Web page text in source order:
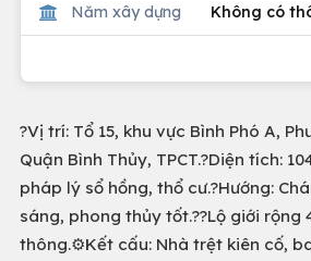
Năm xây dựng Không có
?Vị trí: Tổ 15, khu vực Bình Phó A,
Quận Bình Thủy, TPCT.?Diện tích:
pháp lý sổ hồng, thổ cư.?Hướng:
sáng, phong thủy tốt.??Lộ giới rộng
thông.⚙️Kết cấu: Nhà trệt kiên cố,